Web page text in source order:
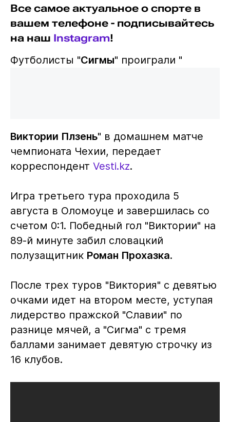
Все самое актуальное о спорте в
вашем телефоне - подписывайтесь
на наш Instagram!
Футболисты "Сигмы" проиграли "
Виктории Плзень" в домашнем матче
чемпионата Чехии, передает
корреспондент Vesti.kz.
Игра третьего тура проходила 5
августа в Оломоуце и завершилась со
счетом 0:1. Победный гол "Виктории" на
89-й минуте забил словацкий
полузащитник Роман Прохазка.
После трех туров "Виктория" с девятью
очками идет на втором месте, уступая
лидерство пражской "Славии" по
разнице мячей, а "Сигма" с тремя
баллами занимает девятую строчку из
16 клубов.